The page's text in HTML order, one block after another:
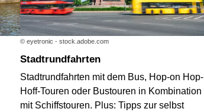
© eyetronic - stock.adobe.com
Stadtrundfahrten
Stadtrundfahrten mit dem Bus, Hop-on Hop-
Hoff-Touren oder Bustouren in Kombination
mit Schiffstouren. Plus: Tipps zur selbst